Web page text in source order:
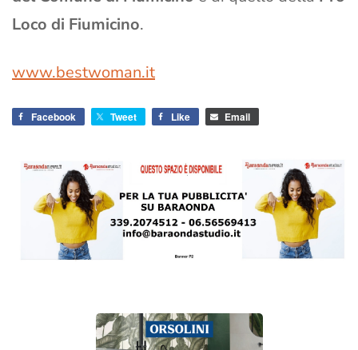
Loco di Fiumicino.
www.bestwoman.it
Facebook Tweet Like Email